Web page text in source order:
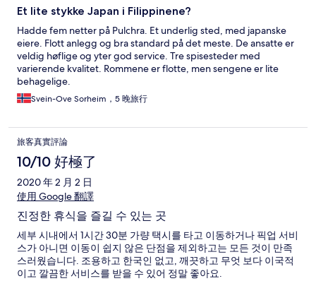
Et lite stykke Japan i Filippinene?
Hadde fem netter på Pulchra. Et underlig sted, med japanske
eiere. Flott anlegg og bra standard på det meste. De ansatte er
veldig høflige og yter god service. Tre spisesteder med
varierende kvalitet. Rommene er flotte, men sengene er lite
behagelige.
Svein-Ove Sorheim，5 晚旅行
旅客真實評論
10/10 好極了
2020 年 2 月 2 日
使用 Google 翻譯
진정한 휴식을 즐길 수 있는 곳
세부 시내에서 1시간 30분 가량 택시를 타고 이동하거나 픽업 서비
스가 아니면 이동이 쉽지 않은 단점을 제외하고는 모든 것이 만족
스러웠습니다. 조용하고 한국인 없고, 깨끗하고 무엇 보다 이국적
이고 깔끔한 서비스를 받을 수 있어 정말 좋아요.